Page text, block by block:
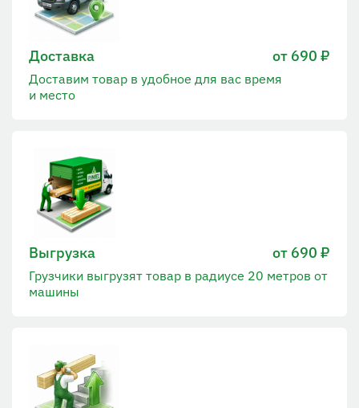
Доставка от 690 ₽
Доставим товар в удобное для вас время
и место
Выгрузка от 690 ₽
Грузчики выгрузят товар в радиусе 20 метров от
машины